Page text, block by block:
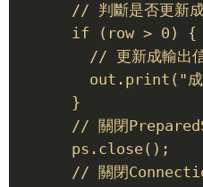
// 判斷是否更新
      if (row > 0) {
// 更新成輸出
out.print("
      }
// 關閉
      ps.close();
// 關閉